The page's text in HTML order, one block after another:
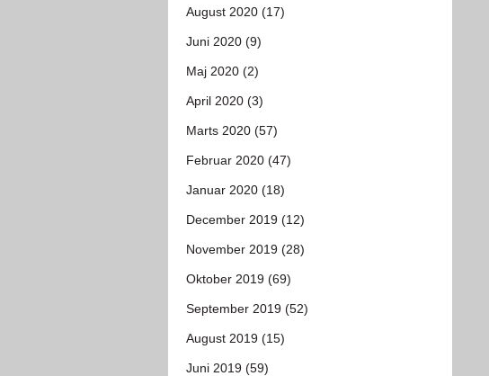
August 2020 (17)
Juni 2020 (9)
Maj 2020 (2)
April 2020 (3)
Marts 2020 (57)
Februar 2020 (47)
Januar 2020 (18)
December 2019 (12)
November 2019 (28)
Oktober 2019 (69)
September 2019 (52)
August 2019 (15)
Juni 2019 (59)